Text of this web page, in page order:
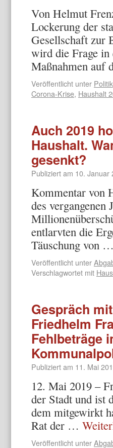
Von Helmut
Lockerung der
Gesellschaft zur
wird die Frage in
Maßnahmen auf
Veröffentlicht unter Politik
Corona-Krise, Haushalt
Auch 2019
Haushalt.
gesenkt?
Publiziert am 10. Januar
Kommentar von
des
entlarvten die
Täuschung von …
Veröffentlicht unter
Verschlagwortet mit
Gespräch
Friedhelm
Fehlbeträge
Publiziert am 11. Mai
12. Mai 2019 –
der Stadt und ist
dem mitgewirkt
Rat der …
Veröffentlicht unter